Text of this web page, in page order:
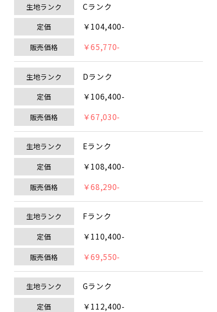
生地ランク Cランク
定価 ￥104,400-
販売価格 ￥65,770-
生地ランク Dランク
定価 ￥106,400-
販売価格 ￥67,030-
生地ランク Eランク
定価 ￥108,400-
販売価格 ￥68,290-
生地ランク Fランク
定価 ￥110,400-
販売価格 ￥69,550-
生地ランク Gランク
定価 ￥112,400-